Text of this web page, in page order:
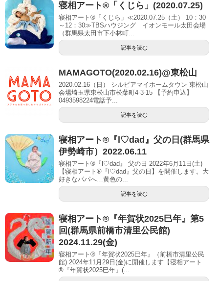
寝相アート®「くじら」(2020.07.25)
寝相アート®「くじら」≪2020.07.25（土） 10：30
～12：30≫TBSハウジング イオンモール太田会場
（群馬県太田市下小林町...
記事を読む
MAMAGOTO(2020.02.16)@東松山
2020.02.16（日） シルピアマイホームタウン 東松山
会場埼玉県東松山市松葉町4-3-15 【予約申込】
0493598224電話予...
記事を読む
寝相アート®︎『l♡dad』父の日(群馬県
伊勢崎市）2022.06.11
寝相アート®『l♡dad』 父の日 2022年6月11日(土)
【寝相アート®︎『l♡dad』父の日】を開催します。大
好きなパパへ…黄色の...
記事を読む
寝相アート®︎『年賀状2025巳年』第5
回(群馬県前橋市清里公民館)
2024.11.29(金)
寝相アート®『年賀状2025巳年』（前橋市清里公民
館) 2024年11月29日(金)に開催します【寝相アート
®︎『年賀状2025巳年』(...